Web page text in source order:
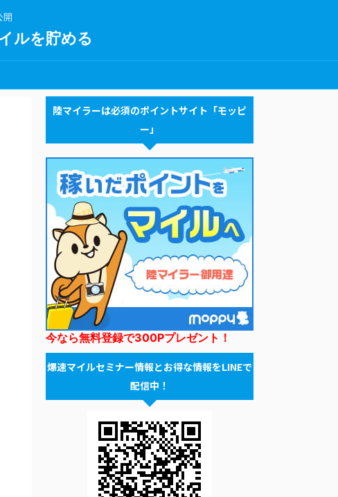
開
ルを貯める
陸マイラーは必須のポイントサイト「モッピ
ー」
今なら無料登録で300Pプレゼント！
爆速マイルセミナー情報とお得な情報をLINEで
配信中！